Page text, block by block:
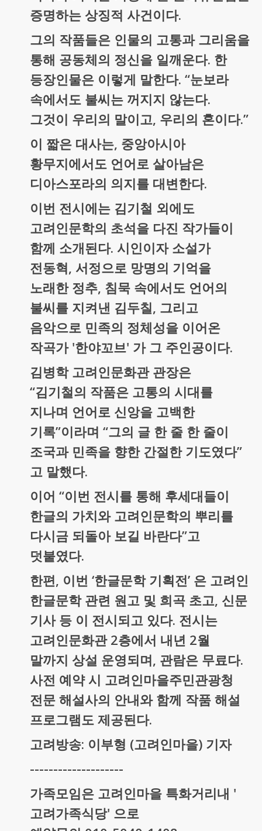
증명하는 상징적 사건이다.
그의 작품들은 인물의 고통과 그리움을
통해 공동체의 정신을 일깨운다. 한
등장인물은 이렇게 말한다. “눈보라
속에서도 불씨는 꺼지지 않는다.
그것이 우리의 말이고, 우리의 혼이다.”
이 짧은 대사는, 중앙아시아
황무지에서도 언어로 살아남은
디아스포라의 의지를 대변한다.
이번 전시에는 김기철 외에도
고려인문학의 초석을 다진 작가들이
함께 소개된다. 시인이자 소설가
전동혁, 서정으로 망명의 기억을
노래한 정추, 침묵 속에서도 언어의
불씨를 지켜낸 김두칠, 그리고
음악으로 민족의 정체성을 이어온
작곡가 '한야꼬브' 가 그 주인공이다.
김병학 고려인문화관 관장은
“김기철의 작품은 고통의 시대를
지나며 언어로 신앙을 고백한
기록”이라며 “그의 글 한 줄 한 줄이
조국과 민족을 향한 간절한 기도였다”
고 말했다.
이어 “이번 전시를 통해 후세대들이
한글의 가치와 고려인문학의 뿌리를
다시금 되돌아 보길 바란다”고
덧붙였다.
한편, 이번 ‘한글문학 기획전’ 은 고려인
한글문학 관련 원고 및 희곡 초고, 신문
기사 등 이 전시되고 있다. 전시는
고려인문화관 2층에서 내년 2월
말까지 상설 운영되며, 관람은 무료다.
사전 예약 시 고려인마을주민관광청
전문 해설사의 안내와 함께 작품 해설
프로그램도 제공된다.
고려방송: 이부형 (고려인마을) 기자
--------------------
가족모임은 고려인마을 특화거리내 '
고려가족식당' 으로